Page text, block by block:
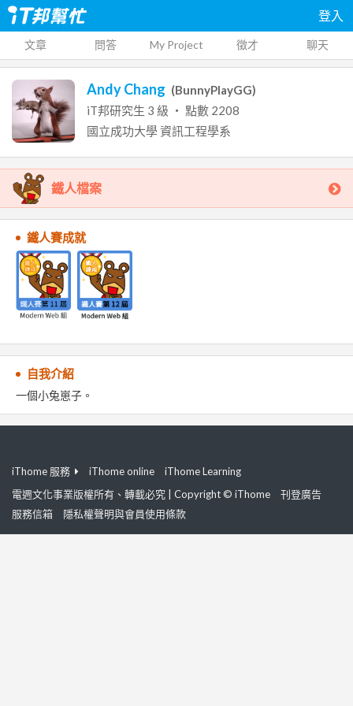
登入
文章 問答 My Project 徵才 聊天
Andy Chang (BunnyPlayGG)
iT邦研究生 3 級 ‧ 點數 2208
國立成功大學資訊工程學系
鐵人檔案
鐵人賽成就
自我介紹
一個小兔崽子。
iThome 服務 iThome online
iThome Learning
電週文化事業版權所有、轉載必究 | Copyright © iThome
刊登廣告
服務信箱
隱私權聲明與會員使用條款